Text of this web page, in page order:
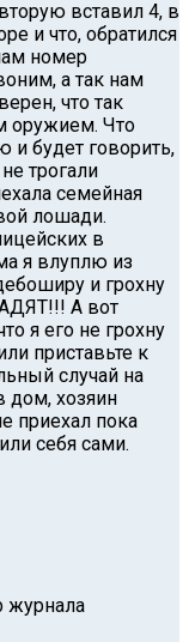
вставил 4, в
и что, обратился
номер
а так нам
что так
оружием. Что
и будет говорить,
трогали
семейная
лошади.
в
я влуплю из
и грохну
А вот
я его не грохну
приставьте к
случай на
дом, хозяин
приехал пока
себя сами.
журнала